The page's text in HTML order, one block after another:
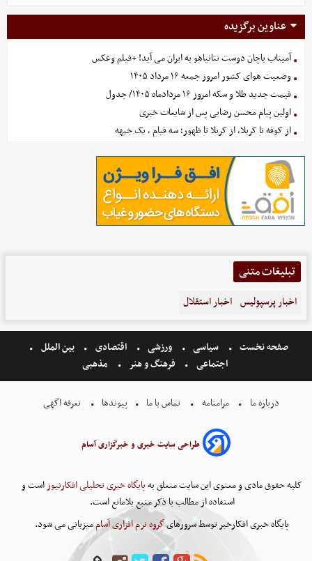
عناوین برگزیده
آمیتاب باچان دوست نتانیاهو به ایران می آید! +فیلم وعکس
وضعیت هوای کشور امروز جمعه ۱۶ مرداد ۱۴۰۵
قیمت جدید طلا و سکه امروز ۱۶ مردادماه ۱۴۰۵/ جدول
اولین پیام محسن رضایی پس از شایعات خبری
از کوفه تا کربلا، از کربلا تا ظهور؛ سه قیام ، یک جبهه
تبلیغات متنی
اخبار پرسپولیس اخبار استقلال
صفحه نخست سیاسی ورزشی اقتصادی
بین الملل
اجتماعی
فرهنگ و هنر مذهبی
درباره ما مرامنامه تماس با ما پیوندها تعرفه اگهی
طراحی سایت خبری و خبرگزاری آسام
کلیه حقوق مادی و معنوی این سایت متعلق بهپایگاه خبری تحلیلی افکارنیوزاست و
استفاده از مطالب با ذکر منبع بلامانع است.
پایگاه خبری افکارخبر توسط سرورهایگروه نرم افزاری آساممیزبانی می شود.